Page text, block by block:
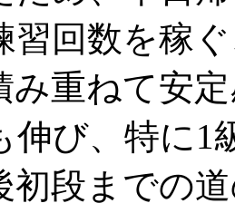
習回数を稼
み重ねて安
伸び、特に1
初段までの